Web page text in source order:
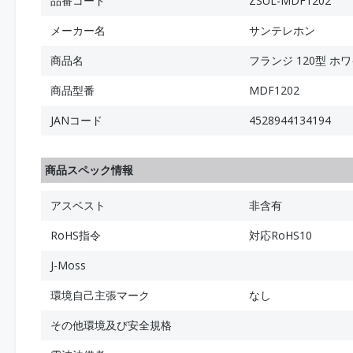
メーカー名
サンテレホン
商品名
フランジ 120型 ホ
商品型番
MDF1202
JANコード
4528944134194
商品スペック情報
アスベスト
非含有
RoHS指令
対応RoHS10
J-Moss
環境自己主張マーク
なし
その他環境及び安全規格